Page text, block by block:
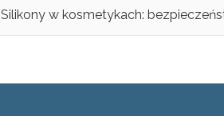
Silikony w kosmetykach: